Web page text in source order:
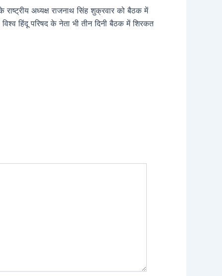
अध्यक्ष राजनाथ सिंह शुक्रवार को बैठक में
हिंदू परिषद के नेता भी तीन दिनी बैठक में शिरकत